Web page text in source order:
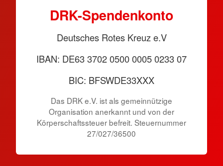
DRK-Spendenkonto
Deutsches Rotes Kreuz e.V
IBAN: DE63 3702 0500 0005 0233 07
BIC: BFSWDE33XXX
Das DRK e.V. ist als gemeinnützige
Organisation anerkannt und von der
Körperschaftssteuer befreit. Steuernummer
27/027/36500